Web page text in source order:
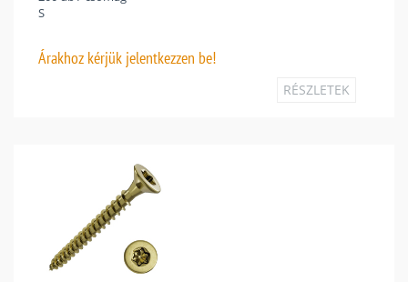
S
Árakhoz kérjük jelentkezzen be!
RÉSZLETEK